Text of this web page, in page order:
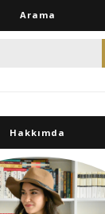
Arama
Hakkımda